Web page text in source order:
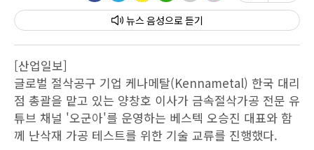
뉴스 음성
[산업일보]
글로벌 절삭공구 기업 케나메탈(Kennametal) 한국 대리
점 총괄을 맡고 있는 양창호 이사가 금속절삭가공 전문 유
튜브 채널 '오군아'를 운영하는 베스텍 오승진 대표와 함
께 난삭재 가공 테스트를 위한 기술 교류를 진행했다.